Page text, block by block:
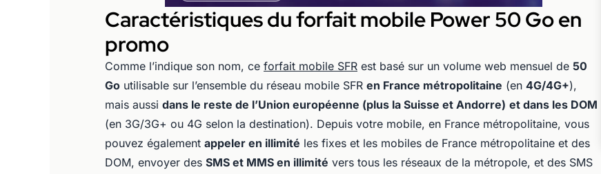
Caractéristiques du forfait mobile Power 50 Go en
promo
Comme l’indique son nom, ce forfait mobile SFR est basé sur un volume web mensuel de 50
Go utilisable sur l’ensemble du réseau mobile SFR en France métropolitaine (en 4G/4G+),
mais aussi dans le reste de l’Union européenne (plus la Suisse et Andorre) et dans les DOM
(en 3G/3G+ ou 4G selon la destination). Depuis votre mobile, en France métropolitaine, vous
pouvez également appeler en illimité les fixes et les mobiles de France métropolitaine et des
DOM, envoyer des SMS et MMS en illimité vers tous les réseaux de la métropole, et des SMS